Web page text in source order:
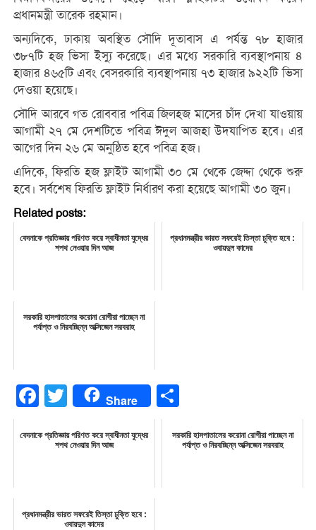
প্রধানমন্ত্রী তারেক রহমান।
অন্যদিকে, ঢাকায় অবস্থিত সৌদি দূতাবাস এ পর্যন্ত ৭৮ হাজার
৩৮৭টি হজ ভিসা ইস্যু করেছে। এর মধ্যে সরকারি ব্যবস্থাপনায় ৪
হাজার ৪৬৫টি এবং বেসরকারি ব্যবস্থাপনায় ৭৩ হাজার ৯২২টি ভিসা
দেওয়া হয়েছে।
সৌদি আরবে গত রোববার পবিত্র জিলহজ মাসের চাঁদ দেখা যাওয়ায়
আগামী ২৭ মে দেশটিতে পবিত্র ঈদুল আজহা উদযাপিত হবে। এর
আগের দিন ২৬ মে অনুষ্ঠিত হবে পবিত্র হজ।
এদিকে, ফিরতি হজ ফ্লাইট আগামী ৩০ মে থেকে জেদ্দা থেকে শুরু
হবে। সর্বশেষ ফিরতি ফ্লাইট নির্ধারণ করা হয়েছে আগামী ৩০ জুন।
Related posts:
বেদনাকে প্রতিজ্ঞায় পরিণত করে স্বাধীনতা যুদ্ধের
শপথ নেওয়ার দিন আজ
প্রধানমন্ত্রীর ভারত সফরেই তিস্তা চুক্তি হবে :
ওবায়দুল কাদের
সরকারি হাসপাতালের করোনা রোগীরা পাচ্ছেন না
পর্যাপ্ত ও নিরবচ্ছিন্ন অক্সিজেন সরবরাহ
Facebook
Twitter Share
বেদনাকে প্রতিজ্ঞায় পরিণত করে স্বাধীনতা যুদ্ধের
শপথ নেওয়ার দিন আজ
সরকারি হাসপাতালের করোনা রোগীরা পাচ্ছেন না
পর্যাপ্ত ও নিরবচ্ছিন্ন অক্সিজেন সরবরাহ
প্রধানমন্ত্রীর ভারত সফরেই তিস্তা চুক্তি হবে :
ওবায়দুল কাদের